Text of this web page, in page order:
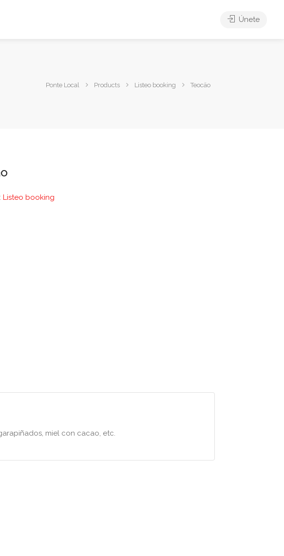
Únete
Ponte Local Products Listeo booking Teocäo
Listeo booking
miel con cacao, etc.